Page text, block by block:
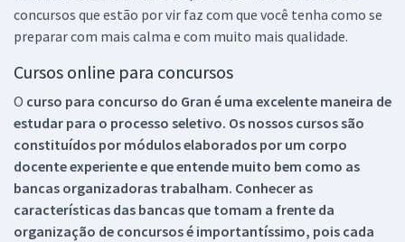
concursos que estão por vir faz com que você tenha como se
preparar com mais calma e com muito mais qualidade.
Cursos online para concursos
O curso para concurso do Gran é uma excelente maneira de
estudar para o processo seletivo. Os nossos cursos são
constituídos por módulos elaborados por um corpo
docente experiente e que entende muito bem como as
bancas organizadoras trabalham. Conhecer as
características das bancas que tomam a frente da
organização de concursos é importantíssimo, pois cada